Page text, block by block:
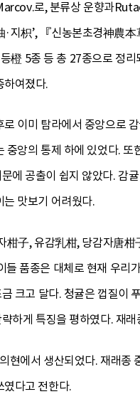
로, 분류상 운향과
·지枳’, 『신농본초경神農
橙 5종 등 총 27종으로 정
하여졌다.
로 이미 탐라에서 중앙으로
중앙의 통제 하에 있었다.
에 공출이 쉽지 않았다. 감
맛보기 어려웠다.
柑子, 유감乳柑, 당감자唐
품종은 대체로 현재 우
크고 달다. 청귤은 껍질이
하게 특징을 평하였다. 재
현에서 생산되었다. 재래
였다고 전한다.